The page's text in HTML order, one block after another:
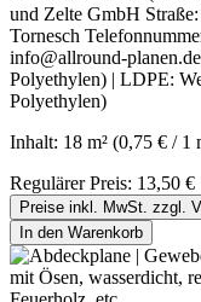
und Zelte GmbH
Tornesch
info@allround-
Polyethylen) | LDPE:
Polyethylen)
Inhalt: 18 m² (0,75 € / 1
Regulärer Preis: 13,50 €
Preise inkl. MwSt. zzgl.
In den Warenkorb